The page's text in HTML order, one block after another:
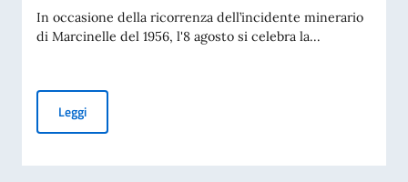
In occasione della ricorrenza dell’incidente minerario
di Marcinelle del 1956, l'8 agosto si celebra la...
LeggiGiornata del Sacrificio del Lavoro Italiano nel Mondo –